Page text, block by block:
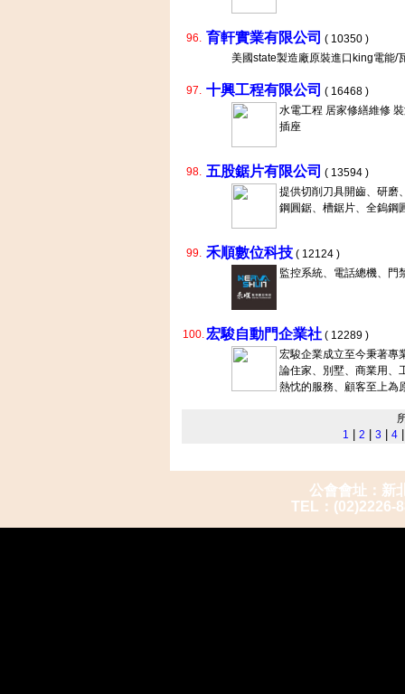
96. 育軒實業有限公司 ( 10350 )
美國state製造廠原裝進口king電能/
97. 十興工程有限公司 ( 16468 )
水電工程 居家修繕維修
插座
98. 五股鋸片有限公司 ( 13594 )
提供切削刀具開齒、研磨
鋼圓鋸、槽鋸片、全鎢鋼
99. 禾順數位科技 ( 12124 )
監控系統、電話總機、門
100. 宏駿自動門企業社 ( 12289 )
宏駿企業成立至今秉著專
論住家、別墅、商業用、
熱忱的服務、顧客至上為
1
2 3 4
公會會址：新
TEL：